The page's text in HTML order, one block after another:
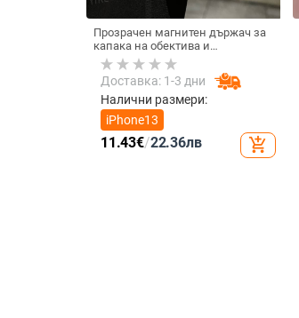
Прозрачен магнитен държач за
капака на обектива и
удароустойчив твърд калъф за
iPhone 17 Pro Max
Доставка: 1-3 дни
Налични размери:
iPhone13
11.43€/22.36лв add_shopping_cart